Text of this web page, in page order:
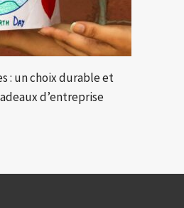
: un choix durable et
d’entreprise